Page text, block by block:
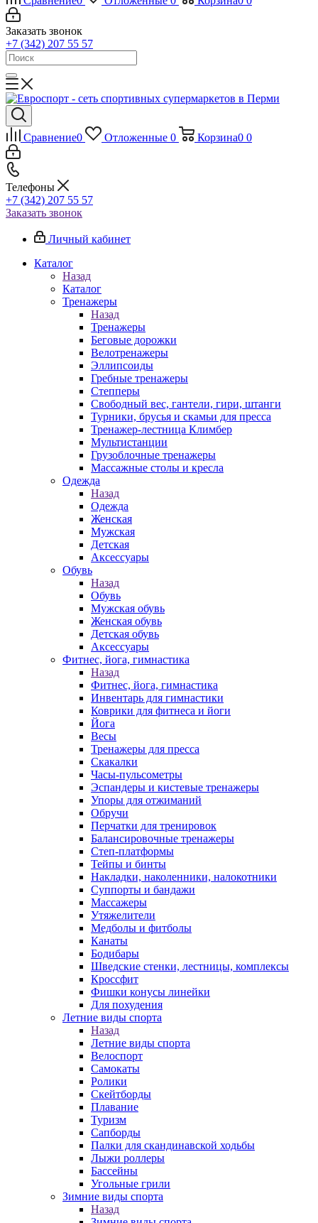
Заказать звонок
+7 (342) 207 55 57
Сравнение0 Отложенные 0 Корзина0 0
Телефоны
+7 (342) 207 55 57
Заказать звонок
Личный кабинет
Каталог
Назад
Каталог
Тренажеры
Назад
Тренажеры
Беговые дорожки
Велотренажеры
Эллипсоиды
Гребные тренажеры
Степперы
Свободный вес, гантели, гири, штанги
Турники, брусья и скамьи для пресса
Тренажер-лестница Климбер
Мультистанции
Грузоблочные тренажеры
Массажные столы и кресла
Одежда
Назад
Одежда
Женская
Мужская
Детская
Аксессуары
Обувь
Назад
Обувь
Мужская обувь
Женская обувь
Детская обувь
Аксессуары
Фитнес, йога, гимнастика
Назад
Фитнес, йога, гимнастика
Инвентарь для гимнастики
Коврики для фитнеса и йоги
Йога
Весы
Тренажеры для пресса
Скакалки
Часы-пульсометры
Эспандеры и кистевые тренажеры
Упоры для отжиманий
Обручи
Перчатки для тренировок
Балансировочные тренажеры
Степ-платформы
Тейпы и бинты
Накладки, наколенники, налокотники
Суппорты и бандажи
Массажеры
Утяжелители
Медболы и фитболы
Канаты
Бодибары
Шведские стенки, лестницы, комплексы
Кроссфит
Фишки конусы линейки
Для похудения
Летние виды спорта
Назад
Летние виды спорта
Велоспорт
Самокаты
Ролики
Скейтборды
Плавание
Туризм
Сапборды
Палки для скандинавской ходьбы
Лыжи роллеры
Бассейны
Угольные грили
Зимние виды спорта
Назад